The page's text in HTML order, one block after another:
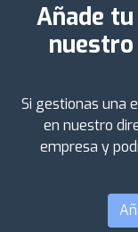
Añade
Si gestionas una
en nuestro
empresa y